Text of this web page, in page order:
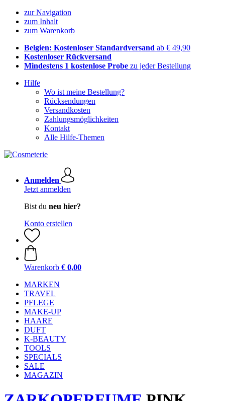
zur Navigation
zum Inhalt
zum Warenkorb
Belgien: Kostenloser Standardversand ab € 49,90
Kostenloser Rückversand
Mindestens 1 kostenlose Probe zu jeder Bestellung
Hilfe
Wo ist meine Bestellung?
Rücksendungen
Versandkosten
Zahlungsmöglichkeiten
Kontakt
Alle Hilfe-Themen
Anmelden
Jetzt anmelden
Bist du neu hier?
Konto erstellen
Warenkorb € 0,00
MARKEN
TRAVEL
PFLEGE
MAKE-UP
HAARE
DUFT
K-BEAUTY
TOOLS
SPECIALS
SALE
MAGAZIN